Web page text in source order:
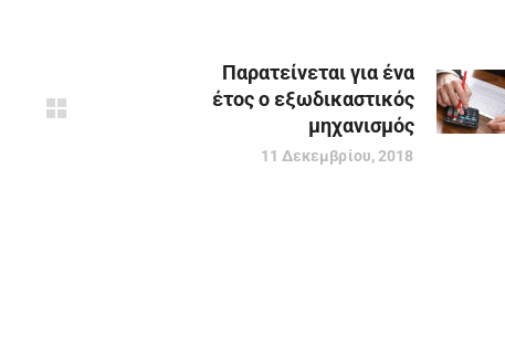
Παρατείνεται για ένα
έτος ο εξωδικαστικός
μηχανισμός
11 Δεκεμβρίου, 2018